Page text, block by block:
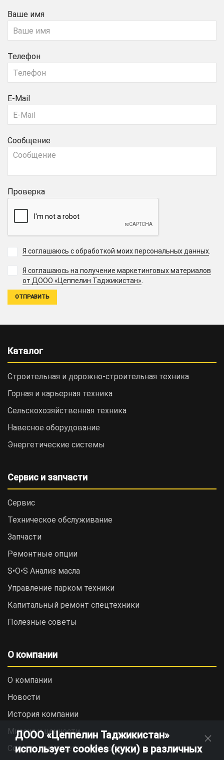
Ваше имя
Телефон
E-Mail
Сообщение
Проверка
Я соглашаюсь с обработкой моих персональных данных.
Я соглашаюсь на получение маркетинговых материалов
от ДООО «Цеппелин Таджикистан».
Каталог
Строительная и дорожно-cтроительная техника
Горная и карьерная техника
Сельскохозяйственная техника
Навесное оборудование
Энергетические системы
Сервис и запчасти
Сервис
Техническое обслуживание
Запчасти
Ремонтные опции
S•O•S Анализ масла
Управление парком техники
Капитальный ремонт спецтехники
Полезные советы
О компании
О компании
Новости
История компании
Миссия и ценности
Социальная ответственность
ДООО «Цеппелин Таджикистан»
использует cookies (куки) в различных